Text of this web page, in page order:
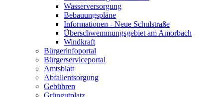
Wasserversorgung
Bebauungspläne
Informationen - Neue Schulstraße
Überschwemmungsgebiet am Amorbach
Windkraft
Bürgerinfoportal
Bürgerserviceportal
Amtsblatt
Abfallentsorgung
Gebühren
Grüngutplatz